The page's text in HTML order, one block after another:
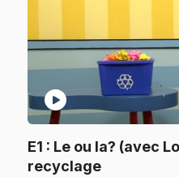
play_circle
E1 : Le ou la? (avec
recyclage.